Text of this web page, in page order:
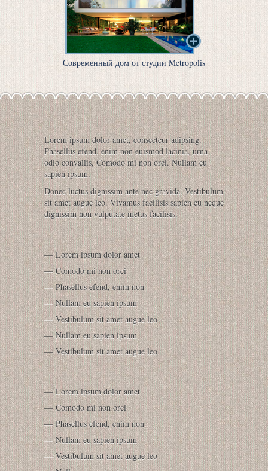
Современный дом от студии Metropolis
Lorem ipsum dolor amet, consecteur adipsing.
Phasellus efend, enim non euismod lacinia, urna
odio convallis, Comodo mi non orci. Nullam eu
sapien ipsum.
Donec luctus dignissim ante nec gravida. Vestibulum
sit amet augue leo. Vivamus facilisis sapien eu neque
dignissim non vulputate metus facilisis.
Lorem ipsum dolor amet
Comodo mi non orci
Phasellus efend, enim non
Nullam eu sapien ipsum
Vestibulum sit amet augue leo
Nullam eu sapien ipsum
Vestibulum sit amet augue leo
Lorem ipsum dolor amet
Comodo mi non orci
Phasellus efend, enim non
Nullam eu sapien ipsum
Vestibulum sit amet augue leo